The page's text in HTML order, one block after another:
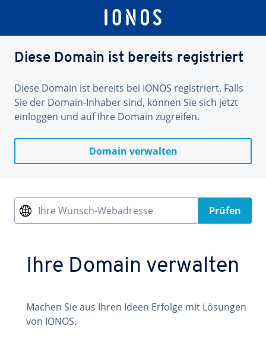
Diese Domain ist bereits registriert
Diese Domain ist bereits bei IONOS registriert. Falls
Sie der Domain-Inhaber sind, können Sie sich jetzt
einloggen und auf Ihre Domain zugreifen.
Domain verwalten
Ihre Wunsch-Webadresse Prüfen
Ihre Domain verwalten
Machen Sie aus Ihren Ideen Erfolge mit Lösungen
von IONOS.